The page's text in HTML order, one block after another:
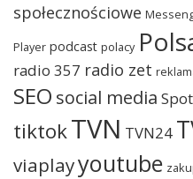
społecznościowe
Player podcast polacy
radio 357 radio zet
SEO social media
tiktokTVN TVN24
viaplayyoutube